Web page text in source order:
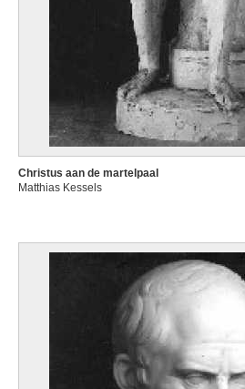
Christus aan de martelpaal
Matthias Kessels